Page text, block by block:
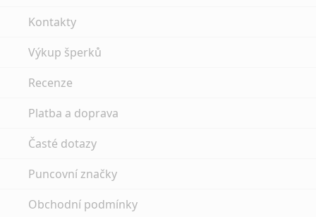
Kontakty
Výkup šperků
Recenze
Platba a doprava
Časté dotazy
Puncovní značky
Obchodní podmínky